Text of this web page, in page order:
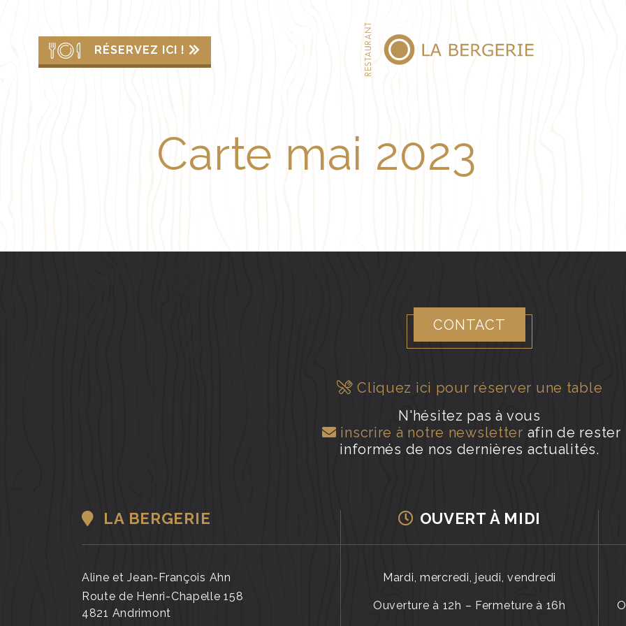
RÉSERVEZ ICI !
Carte mai 2023
CONTACT
Cliquez ici pour réserver une table
N'hésitez pas à vous
inscrire à notre newsletter afin de rester
informés de nos dernières actualités.
LA BERGERIE
Aline et Jean-François Ahn
Route de Henri-Chapelle 158
4821 Andrimont
OUVERT À MIDI
Mardi, mercredi, jeudi, vendredi
Ouverture à 12h – Fermeture à 16h